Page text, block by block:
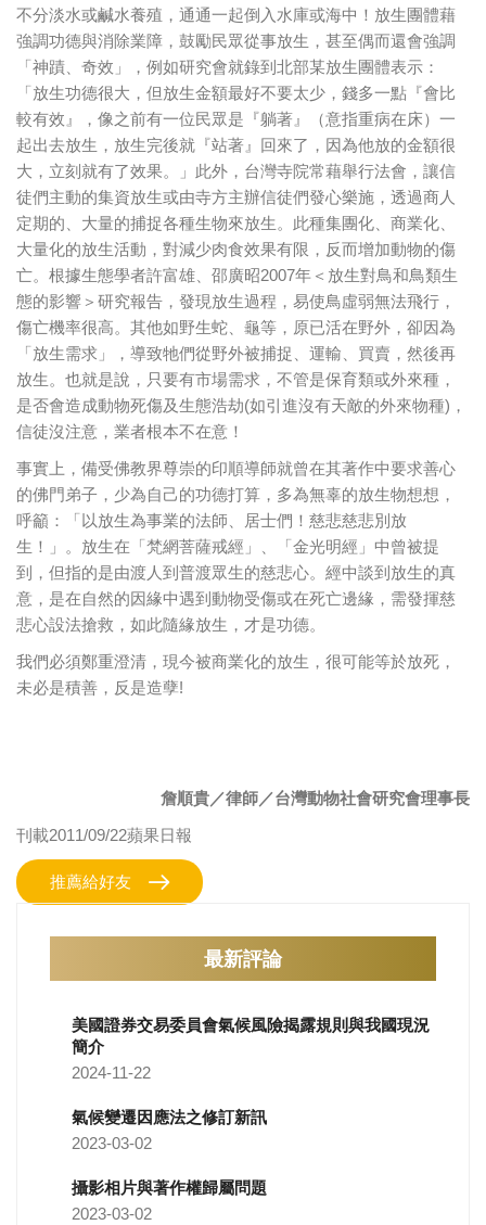
不分淡水或鹹水養殖，通通一起倒入水庫或海中！放生團體藉
強調功德與消除業障，鼓勵民眾從事放生，甚至偶而還會強調
「神蹟、奇效」，例如研究會就錄到北部某放生團體表示：
「放生功德很大，但放生金額最好不要太少，錢多一點『會比
較有效』，像之前有一位民眾是『躺著』（意指重病在床）一
起出去放生，放生完後就『站著』回來了，因為他放的金額很
大，立刻就有了效果。」此外，台灣寺院常藉舉行法會，讓信
徒們主動的集資放生或由寺方主辦信徒們發心樂施，透過商人
定期的、大量的捕捉各種生物來放生。此種集團化、商業化、
大量化的放生活動，對減少肉食效果有限，反而增加動物的傷
亡。根據生態學者許富雄、邵廣昭2007年＜放生對鳥和鳥類生
態的影響＞研究報告，發現放生過程，易使鳥虛弱無法飛行，
傷亡機率很高。其他如野生蛇、龜等，原已活在野外，卻因為
「放生需求」，導致牠們從野外被捕捉、運輸、買賣，然後再
放生。也就是說，只要有市場需求，不管是保育類或外來種，
是否會造成動物死傷及生態浩劫(如引進沒有天敵的外來物種)，
信徒沒注意，業者根本不在意！
事實上，備受佛教界尊崇的印順導師就曾在其著作中要求善心
的佛門弟子，少為自己的功德打算，多為無辜的放生物想想，
呼籲：「以放生為事業的法師、居士們！慈悲慈悲別放
生！」。放生在「梵網菩薩戒經」、「金光明經」中曾被提
到，但指的是由渡人到普渡眾生的慈悲心。經中談到放生的真
意，是在自然的因緣中遇到動物受傷或在死亡邊緣，需發揮慈
悲心設法搶救，如此隨緣放生，才是功德。
我們必須鄭重澄清，現今被商業化的放生，很可能等於放死，
未必是積善，反是造孽!
詹順貴／律師／台灣動物社會研究會理事長
刊載2011/09/22蘋果日報
推薦給好友
最新評論
美國證券交易委員會氣候風險揭露規則與我國現況
簡介
2024-11-22
氣候變遷因應法之修訂新訊
2023-03-02
攝影相片與著作權歸屬問題
2023-03-02